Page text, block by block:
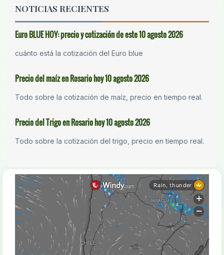
NOTICIAS RECIENTES
Euro BLUE HOY: precio y cotización de este 10 agosto 2026
cuánto está la cotización del Euro blue
Precio del maíz en Rosario hoy 10 agosto 2026
Todo sobre la cotización de maíz, precio en tiempo real.
Precio del Trigo en Rosario hoy 10 agosto 2026
Todo sobre la cotización del trigo, precio en tiempo real.